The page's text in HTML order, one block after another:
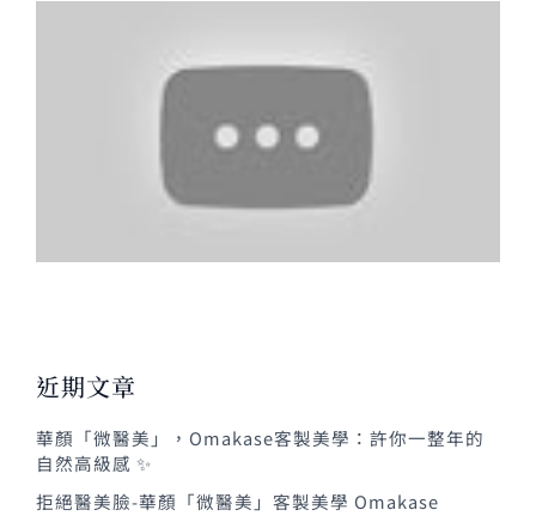
近期文章
華顏「微醫美」，Omakase客製美學：許你一整年的
自然高級感 ✨
拒絕醫美臉-華顏「微醫美」客製美學 Omakase